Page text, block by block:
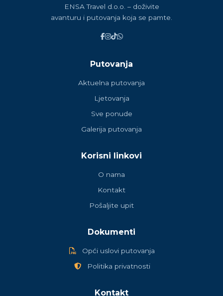
ENSA Travel d.o.o. – doživite
avanturu i putovanja koja se pamte.
Putovanja
Aktuelna putovanja
Ljetovanja
Sve ponude
Galerija putovanja
Korisni linkovi
O nama
Kontakt
Pošaljite upit
Dokumenti
Opći uslovi putovanja
Politika privatnosti
Kontakt